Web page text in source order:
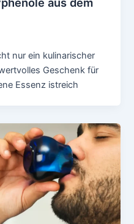
nur ein kulinarischer
Geschenk für
Essenz istreich